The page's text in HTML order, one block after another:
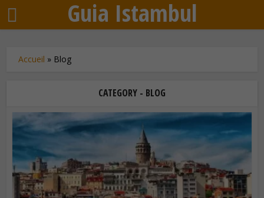
Guia Istambul
Accueil » Blog
CATEGORY - BLOG